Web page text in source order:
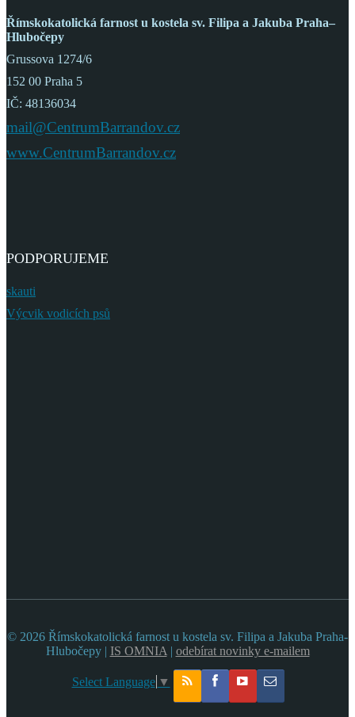
Římskokatolická farnost u kostela sv. Filipa a Jakuba Praha–
Hlubočepy
Grussova 1274/6
152 00 Praha 5
IČ: 48136034
mail@CentrumBarrandov.cz
www.CentrumBarrandov.cz
PODPORUJEME
skauti
Výcvik vodicích psů
© 2026 Římskokatolická farnost u kostela sv. Filipa a Jakuba Praha-
Hlubočepy | IS OMNIA | odebírat novinky e-mailem
Select Language ▼